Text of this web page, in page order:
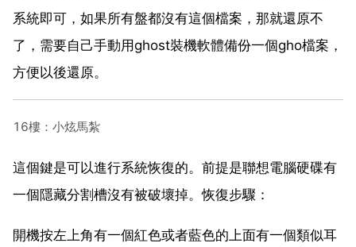
系統即可，如果所有盤都沒有這個檔案，那就還原不
了，需要自己手動用ghost裝機軟體備份一個gho檔案，
方便以後還原。
16樓：小炫馬紮
這個鍵是可以進行系統恢復的。前提是聯想電腦硬碟有
一個隱藏分割槽沒有被破壞掉。恢復步驟：
開機按左上角有一個紅色或者藍色的上面有一個類似耳